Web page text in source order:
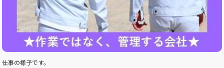
仕事の様子です。